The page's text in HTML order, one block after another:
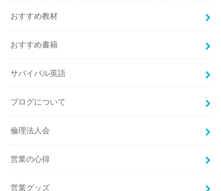
おすすめ教材
おすすめ書籍
サバイバル英語
ブログについて
倫理法人会
営業の心得
営業グッズ